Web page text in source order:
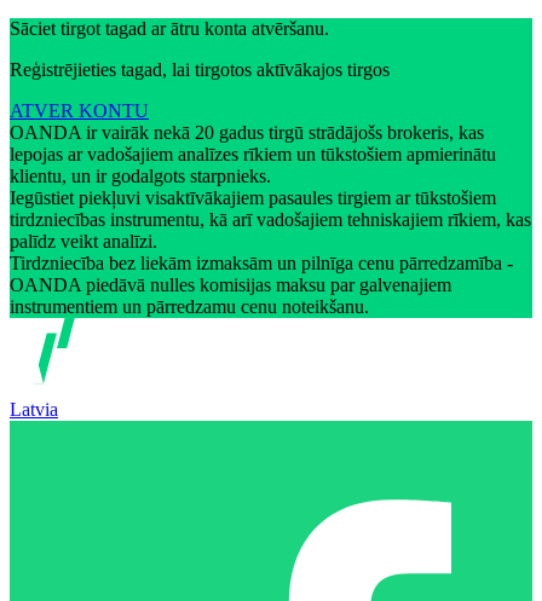
Sāciet tirgot tagad ar ātru konta atvēršanu.
Reģistrējieties tagad, lai tirgotos aktīvākajos tirgos
ATVER KONTU
OANDA ir vairāk nekā 20 gadus tirgū strādājošs brokeris, kas
lepojas ar vadošajiem analīzes rīkiem un tūkstošiem apmierinātu
klientu, un ir godalgots starpnieks.
Iegūstiet piekļuvi visaktīvākajiem pasaules tirgiem ar tūkstošiem
tirdzniecības instrumentu, kā arī vadošajiem tehniskajiem rīkiem, kas
palīdz veikt analīzi.
Tirdzniecība bez liekām izmaksām un pilnīga cenu pārredzamība -
OANDA piedāvā nulles komisijas maksu par galvenajiem
instrumentiem un pārredzamu cenu noteikšanu.
Latvia